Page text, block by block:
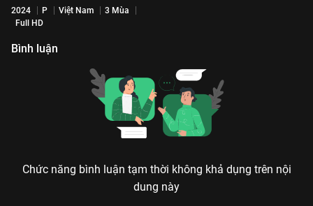
2024 P Việt Nam
3 Mùa
Full HD
Bình luận
Chức năng bình luận tạm thời không khả dụng trên nội
dung này